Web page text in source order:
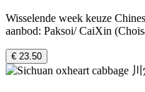
Wisselende week keuze
aanbod: Paksoi/ CaiXin
€ 23.50